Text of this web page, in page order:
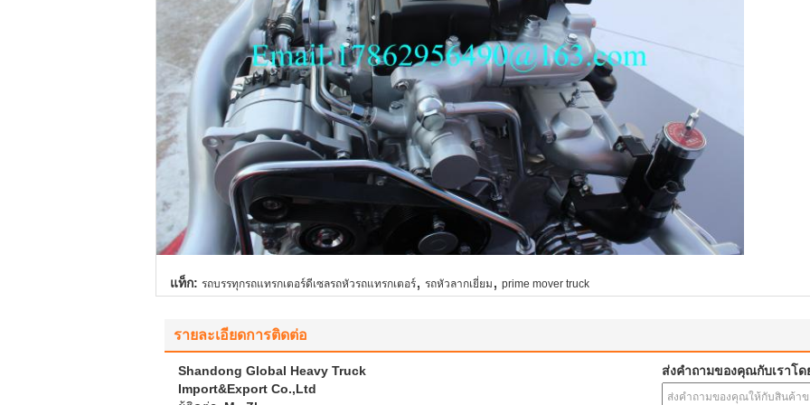
แท็ก: รถบรรทุกรถแทรกเตอร์ดีเซลรถหัวรถแทรกเตอร์, รถหัวลากเยี่ยม , prime mover truck
รายละเอียดการติดต่อ
Shandong Global Heavy Truck
Import&Export Co.,Ltd
ส่งคำถามของคุณกับเราโด